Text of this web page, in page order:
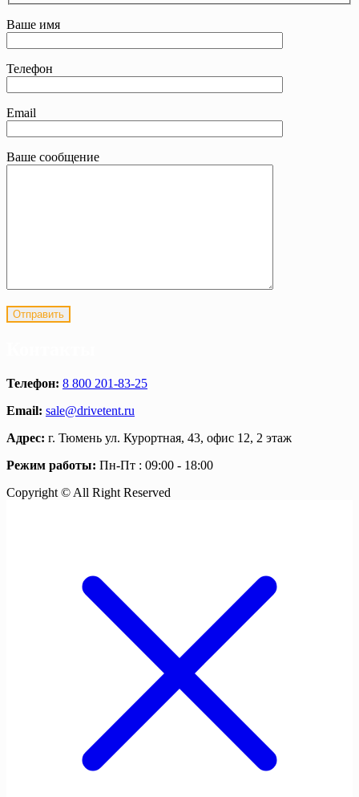
Ваше имя
Телефон
Email
Ваше сообщение
Телефон: 8 800 201-83-25
Email: sale@drivetent.ru
Адрес: г. Тюмень ул. Курортная, 43, офис 12, 2 этаж
Режим работы: Пн-Пт : 09:00 - 18:00
Copyright © All Right Reserved